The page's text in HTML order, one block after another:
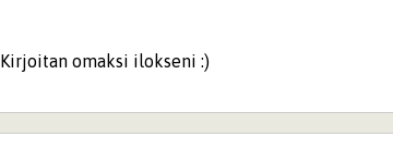
Kirjoitan omaksi ilokseni :)